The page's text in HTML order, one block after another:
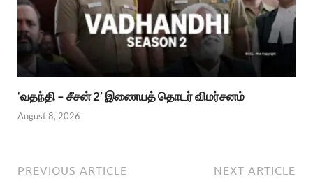
‘வதந்தி – சீசன் 2’ இணையத் தொடர் விமர்சனம்
August 8, 2026
PREVIOUS ARTICLE NEXT ARTICLE